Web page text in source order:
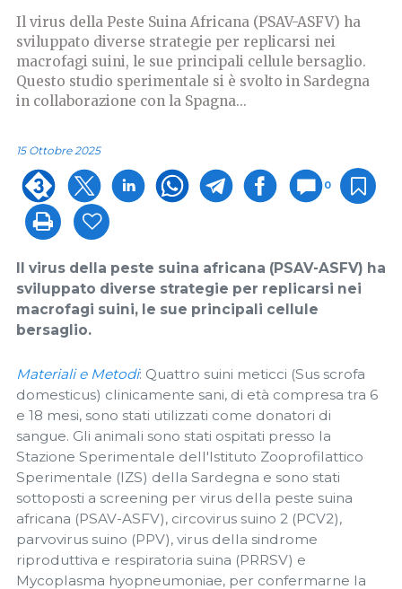
Il virus della Peste Suina Africana (PSAV-ASFV) ha
sviluppato diverse strategie per replicarsi nei
macrofagi suini, le sue principali cellule bersaglio.
Questo studio sperimentale si è svolto in Sardegna
in collaborazione con la Spagna...
15 Ottobre 2025
0
Il virus della peste suina africana (PSAV-ASFV) ha
sviluppato diverse strategie per replicarsi nei
macrofagi suini, le sue principali cellule
bersaglio.
Materiali e Metodi: Quattro suini meticci (Sus scrofa
domesticus) clinicamente sani, di età compresa tra 6
e 18 mesi, sono stati utilizzati come donatori di
sangue. Gli animali sono stati ospitati presso la
Stazione Sperimentale dell'Istituto Zooprofilattico
Sperimentale (IZS) della Sardegna e sono stati
sottoposti a screening per virus della peste suina
africana (PSAV-ASFV), circovirus suino 2 (PCV2),
parvovirus suino (PPV), virus della sindrome
riproduttiva e respiratoria suina (PRRSV) e
Mycoplasma hyopneumoniae, per confermarne la